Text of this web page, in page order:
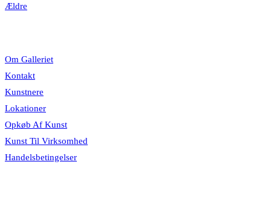
Ældre
Om Galleriet
Kontakt
Kunstnere
Lokationer
Opkøb Af Kunst
Kunst Til Virksomhed
Handelsbetingelser